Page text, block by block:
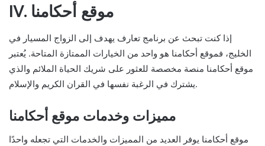
IV. موقع أحكامنا
إذا كنت تبحث عن برنامج تعارف يهدف إلى الزواج المسيار في
الخليج، فموقع أحكامنا هو واحد من الخيارات الممتازة المتاحة. يُعتبر
موقع أحكامنا منصة مخصصة للعثور على شريك الحياة الملائم والذي
يشترك في الرغبة نفسها في القران الكريم والإسلام.
مميزات وخدمات موقع أحكامنا
موقع أحكامنا يوفر العديد من المميزات والخدمات التي تجعله واحدًا